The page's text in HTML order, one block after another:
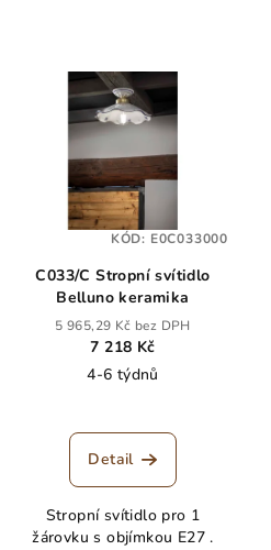
C033/C Stropní svítidlo
Belluno keramika
5 965,29 Kč bez DPH
7 218 Kč
4-6 týdnů
Detail
Stropní svítidlo pro 1
žárovku s objímkou E27 .
KÓD: E0C033000